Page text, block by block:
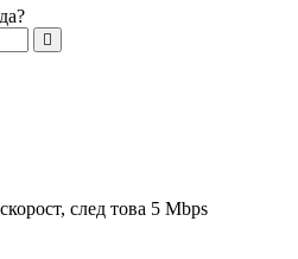
след това 5 Mbps